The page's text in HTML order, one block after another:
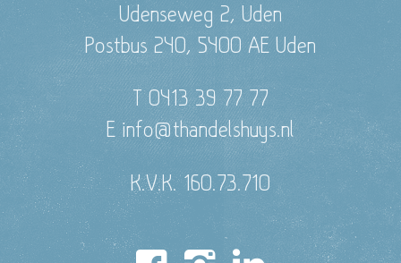
Udenseweg 2, Uden
Postbus 240, 5400 AE Uden
T 0413 39 77 77
E info@thandelshuys.nl
K.V.K. 160.73.710